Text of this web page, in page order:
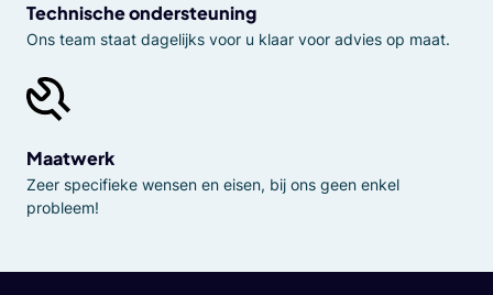
Technische ondersteuning
Ons team staat dagelijks voor u klaar voor advies op maat.
Maatwerk
Zeer specifieke wensen en eisen, bij ons geen enkel
probleem!